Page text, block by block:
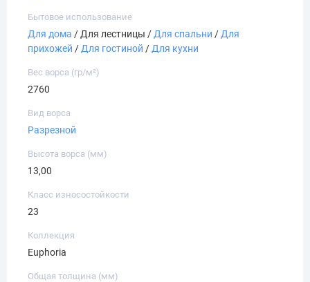
Бытовое использование
Для дома / Для лестницы /Для спальни /Для
прихожей /Для гостиной /Для кухни
Вес ворса (гр/м²)
2760
Вид ворса
Разрезной
Высота ворса (мм)
13,00
Класс износостойкости
23
Коллекция
Euphoria
Общая толщина (мм)